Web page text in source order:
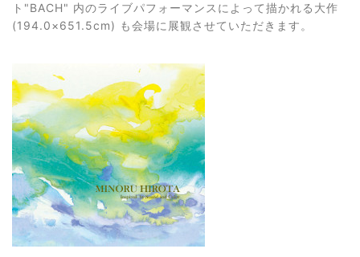
ト"BACH" 内のライブパフォーマンスによって描かれる大作
(194.0×651.5cm) も会場に展観させていただきます。